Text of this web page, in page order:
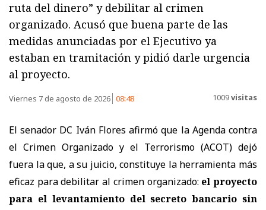
ruta del dinero” y debilitar al crimen
organizado. Acusó que buena parte de las
medidas anunciadas por el Ejecutivo ya
estaban en tramitación y pidió darle urgencia
al proyecto.
Viernes 7 de agosto de 2026 08:48 1009visitas
El senador DC Iván Flores afirmó que la Agenda contra
el Crimen Organizado y el Terrorismo (ACOT) dejó
fuera la que, a su juicio, constituye la herramienta más
eficaz para debilitar al crimen organizado: el proyecto
para el levantamiento del secreto bancario sin